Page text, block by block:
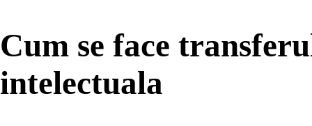
Cum se face
intelectuala